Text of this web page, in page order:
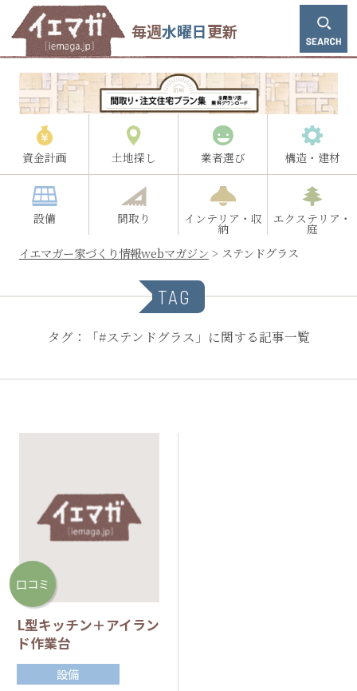
毎週水曜日更新
資金計画 土地探し 業者選び 構造・建材
設備 間取り インテリア・収
納
エクステリア・
庭
イエマガー家づくり情報webマガジン > ステンドグラス
TAG
タグ：「#ステンドグラス」に関する記事一覧
口コミ
L型キッチン＋アイラン
ド作業台
設備